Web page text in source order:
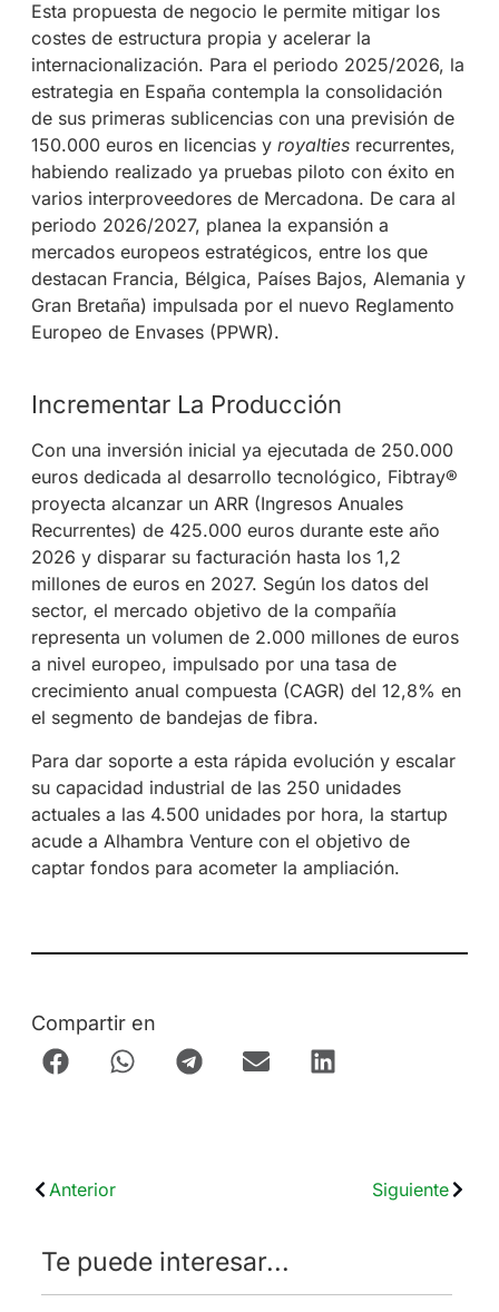
Esta propuesta de negocio le permite mitigar los
costes de estructura propia y acelerar la
internacionalización. Para el periodo 2025/2026, la
estrategia en España contempla la consolidación
de sus primeras sublicencias con una previsión de
150.000 euros en licencias y royaltiesrecurrentes,
habiendo realizado ya pruebas piloto con éxito en
varios interproveedores de Mercadona. De cara al
periodo 2026/2027, planea la expansión a
mercados europeos estratégicos, entre los que
destacan Francia, Bélgica, Países Bajos, Alemania y
Gran Bretaña) impulsada por el nuevo Reglamento
Europeo de Envases (PPWR).
Incrementar La Producción
Con una inversión inicial ya ejecutada de 250.000
euros dedicada al desarrollo tecnológico, Fibtray®
proyecta alcanzar un ARR (Ingresos Anuales
Recurrentes) de 425.000 euros durante este año
2026 y disparar su facturación hasta los 1,2
millones de euros en 2027. Según los datos del
sector, el mercado objetivo de la compañía
representa un volumen de 2.000 millones de euros
a nivel europeo, impulsado por una tasa de
crecimiento anual compuesta (CAGR) del 12,8% en
el segmento de bandejas de fibra.
Para dar soporte a esta rápida evolución y escalar
su capacidad industrial de las 250 unidades
actuales a las 4.500 unidades por hora, la startup
acude a Alhambra Venture con el objetivo de
captar fondos para acometer la ampliación.
Compartir en
Anterior Siguiente
Te puede interesar...